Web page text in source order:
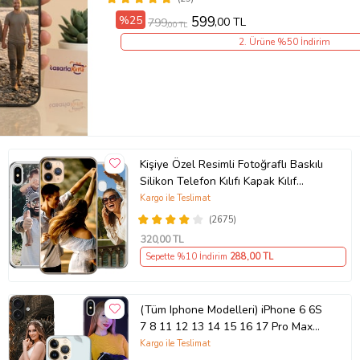
%25 799,00 TL 599,00 TL
2. Ürüne %50 İndirim
Kişiye Özel Resimli Fotoğraflı Baskılı
Silikon Telefon Kılıfı Kapak Kılıf
(Telefon Modelleri Açıklamada)
(2675)
Kargo ile Teslimat
320,00 TL
Sepette %10 İndirim 288,00 TL
(Tüm Iphone Modelleri) iPhone 6 6S
7 8 11 12 13 14 15 16 17 Pro Max
Plus Mini Kişiye Özel Resimli
Kargo ile Teslimat